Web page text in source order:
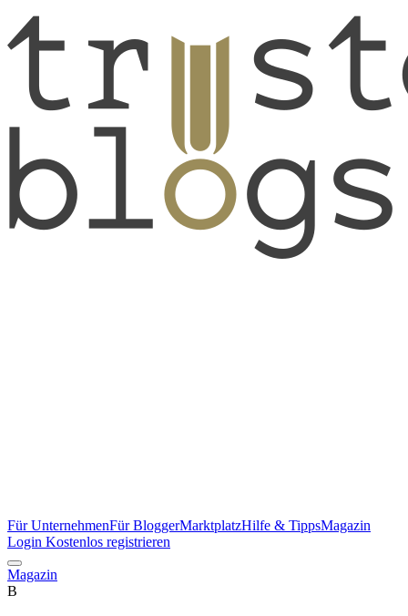
Für UnternehmenFür BloggerMarktplatzHilfe & TippsMagazin
Login Kostenlos registrieren
Magazin
B